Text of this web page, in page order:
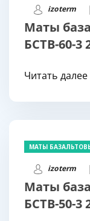
Маты
БСТВ-60-3
izoterm
Читать далее
Маты
БСТВ-50-3
МАТЫ
izoterm